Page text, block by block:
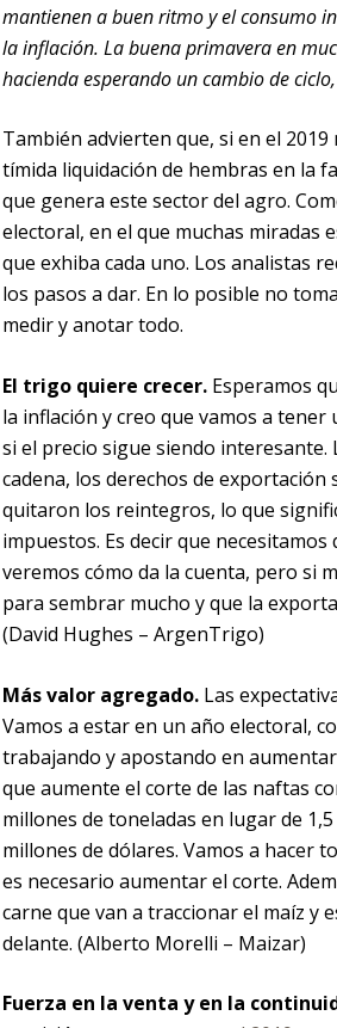
mantienen a buen ritmo y el consumo
la inflación. La buena primavera en
hacienda esperando un cambio de
También advierten que, si en el
tímida liquidación de hembras en la
que genera este sector del agro.
electoral, en el que muchas miradas
que exhiba cada uno. Los analistas
los pasos a dar. En lo posible no
medir y anotar todo.
El trigo quiere crecer.Esperamos
la inflación y creo que vamos a
si el precio sigue siendo
cadena, los derechos de
quitaron los reintegros, lo que
impuestos. Es decir que
veremos cómo da la cuenta, pero si
para sembrar mucho y que la
(David Hughes – ArgenTrigo)
Más valor agregado.Las
Vamos a estar en un año electoral,
trabajando y apostando en
que aumente el corte de las naftas
millones de toneladas en lugar de
millones de dólares. Vamos a hacer
es necesario aumentar el corte.
carne que van a traccionar el maíz y
delante. (Alberto Morelli – Maizar)
Fuerza en la venta y en la